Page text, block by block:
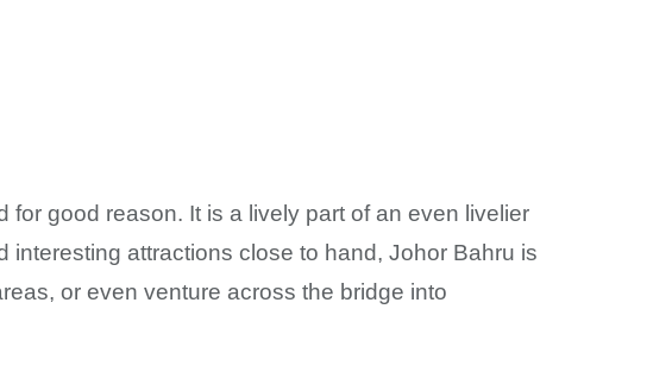
good reason. It is a lively part of an even livelier
interesting attractions close to hand, Johor Bahru is
or even venture across the bridge into